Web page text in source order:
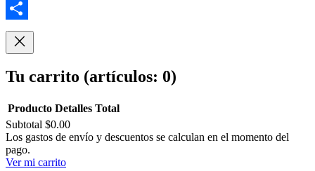
Email
Compartir
Tu carrito (artículos: 0)
Productos
del
Producto Detalles Total
Subtotal $0.00
Los gastos de envío y descuentos se calculan en el momento del
pago.
Ver mi carrito